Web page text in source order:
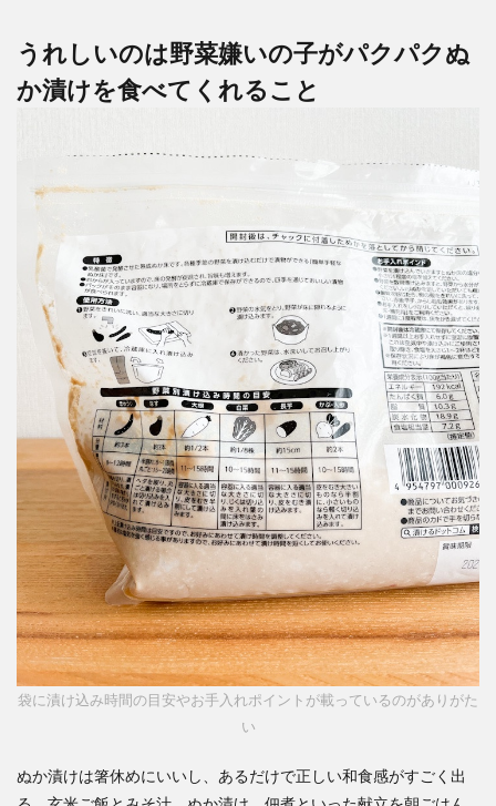
うれしいのは野菜嫌いの子がパクパクぬ
か漬けを食べてくれること
袋に漬け込み時間の目安やお手入れポイントが載っているのがありがた
い
ぬか漬けは箸休めにいいし、あるだけで正しい和食感がすごく出